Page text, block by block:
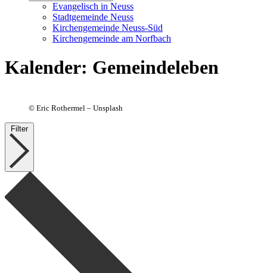
Evangelisch in Neuss
Stadtgemeinde Neuss
Kirchengemeinde Neuss-Süd
Kirchengemeinde am Norfbach
Kalender: Gemeindeleben
© Eric Rothermel – Unsplash
Filter